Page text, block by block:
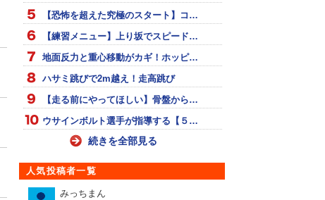
【恐怖を超えた究極のスタート】コ…
【練習メニュー】上り坂でスピード…
地面反力と重心移動がカギ！ホッピ…
ハサミ跳びで2m越え！走高跳び
【走る前にやってほしい】骨盤から…
ウサインボルト選手が指導する【５…
続きを全部見る
人気投稿者一覧
みっちまん